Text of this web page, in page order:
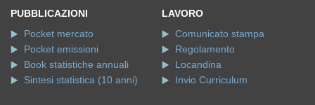
PUBBLICAZIONI
Pocket mercato
Pocket emissioni
Book statistiche annuali
Sintesi statistica (10 anni)
LAVORO
Comunicato stampa
Regolamento
Locandina
Invio Curriculum